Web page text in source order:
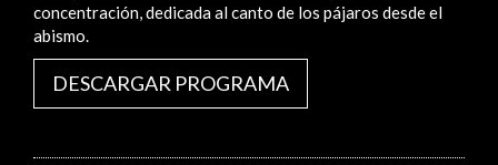
concentración, dedicada al canto de los pájaros desde el
abismo.
DESCARGAR PROGRAMA